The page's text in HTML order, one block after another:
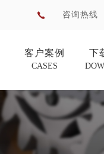
咨询热线
客户案例
CASES
下